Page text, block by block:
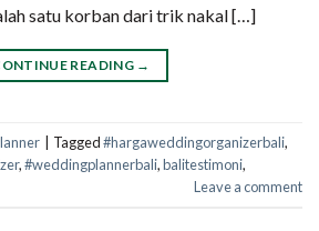
satu korban dari trik nakal […]
READING →
Tagged#hargaweddingorganizerbali,
,#weddingplannerbali,balitestimoni,
Leave a comment